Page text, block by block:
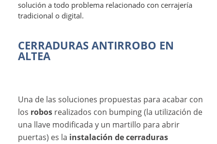
solución a todo problema relacionado con cerrajería
tradicional o digital.
CERRADURAS ANTIRROBO EN
ALTEA
Una de las soluciones propuestas para acabar con
los robos realizados con bumping (la utilización de
una llave modificada y un martillo para abrir
puertas) es la instalación de cerraduras